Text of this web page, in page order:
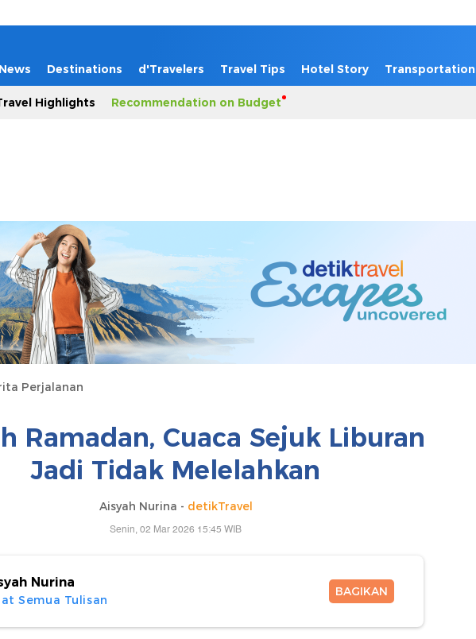
Destinations d'Travelers Travel Tips Hotel Story Transportation
Highlights Recommendation on Budget
Perjalanan
Ramadan, Cuaca Sejuk Liburan
Jadi Tidak Melelahkan
Aisyah Nurina - detikTravel
Senin, 02 Mar 2026 15:45 WIB
Nurina
Semua Tulisan
BAGIKAN